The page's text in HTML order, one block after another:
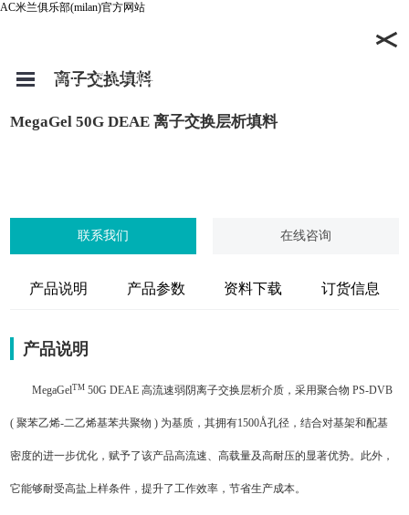
AC米兰俱乐部(milan)官方网站
首页>产品与服务
Open
Menu
离子交换填料
MegaGel 50G DEAE 离子交换层析填料
联系我们 在线咨询
产品说明 产品参数 资料下载 订货信息
产品说明
MegaGelTM 50G DEAE 高流速弱阴离子交换层析介质，采用聚合物 PS-DVB
( 聚苯乙烯-二乙烯基苯共聚物 ) 为基质，其拥有1500Å孔径，结合对基架和配基
密度的进一步优化，赋予了该产品高流速、高载量及高耐压的显著优势。此外，
它能够耐受高盐上样条件，提升了工作效率，节省生产成本。